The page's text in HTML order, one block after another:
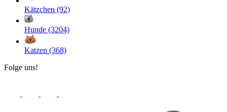
Kätzchen (92)
Hunde (3204)
Katzen (368)
Folge uns!